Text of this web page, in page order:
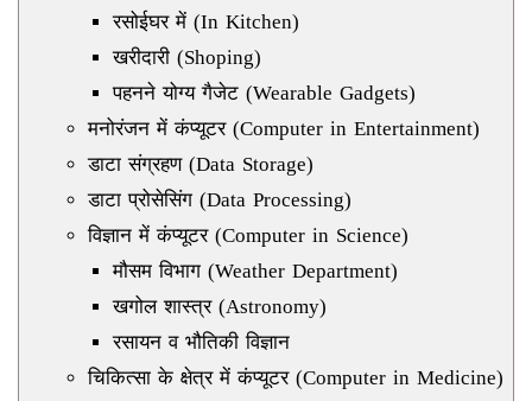
रसोईघर में (In Kitchen)
खरीदारी (Shoping)
पहनने योग्य गैजेट (Wearable Gadgets)
मनोरंजन में कंप्यूटर (Computer in Entertainment)
डाटा संग्रहण (Data Storage)
डाटा प्रोसेसिंग (Data Processing)
विज्ञान में कंप्यूटर (Computer in Science)
मौसम विभाग (Weather Department)
खगोल शास्त्र (Astronomy)
रसायन व भौतिकी विज्ञान
चिकित्सा के क्षेत्र में कंप्यूटर (Computer in Medicine)